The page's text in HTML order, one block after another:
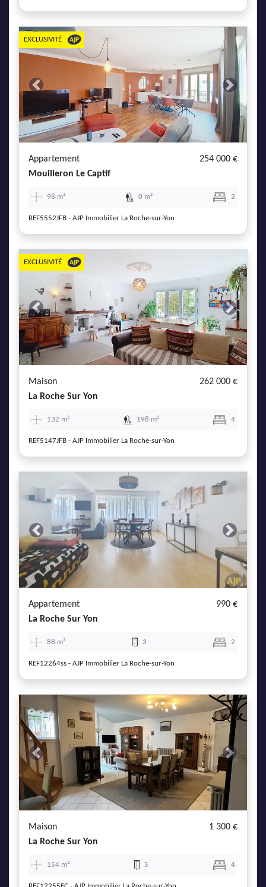
Previous Next
EXCLUSIVITÉ
Appartement
254 000 €
Mouilleron Le Captif
98 m² 0 m² 2
REF5552JFB - AJP Immobilier La Roche-sur-Yon
Previous Next
EXCLUSIVITÉ
Maison
262 000 €
La Roche Sur Yon
132 m² 198 m² 4
REF5147JFB - AJP Immobilier La Roche-sur-Yon
Previous Next
Appartement
990 €
La Roche Sur Yon
88 m² 3 2
REF12264ss - AJP Immobilier La Roche-sur-Yon
Previous Next
Maison
1 300 €
La Roche Sur Yon
154 m² 5 4